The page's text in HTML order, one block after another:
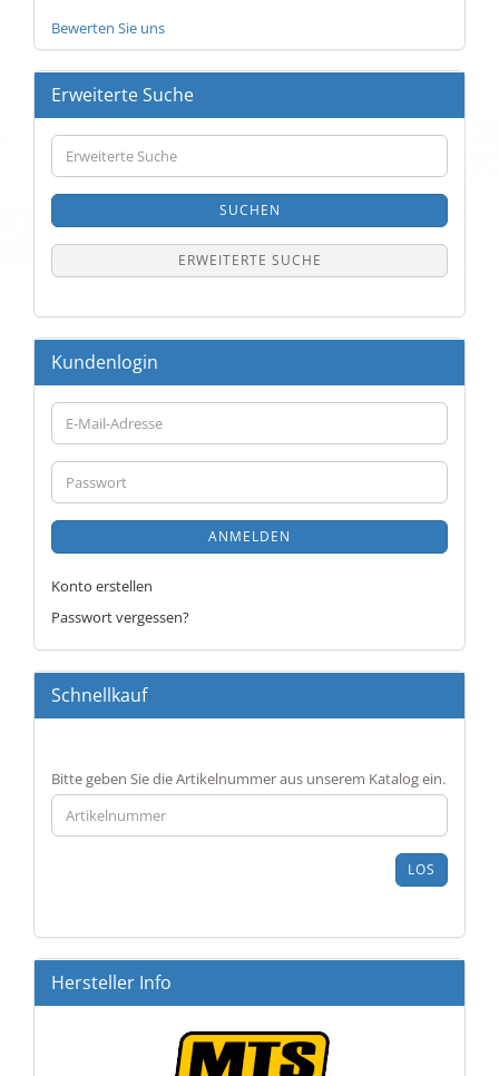
Bewerten Sie uns
Erweiterte Suche
Erweiterte
Suche
SUCHEN
ERWEITERTE SUCHE
Kundenlogin
E-
Mail-
Adresse
Passwort
ANMELDEN
Konto erstellen
Passwort vergessen?
Schnellkauf
BITTE
GEBEN
SIE
DIE
EIN.
Bitte geben Sie die Artikelnummer aus unserem Katalog ein.
LOS
Hersteller Info